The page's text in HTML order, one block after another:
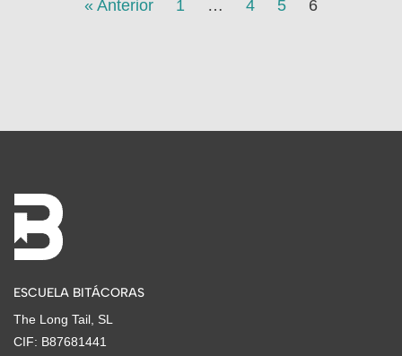
« Anterior 1 … 4 5 6
ESCUELA BITÁCORAS
The Long Tail, SL
CIF: B87681441